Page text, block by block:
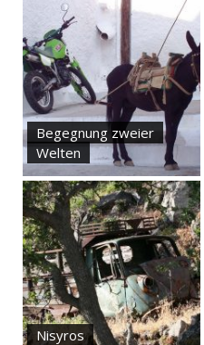
Begegnung zweier
Welten
Nisyros